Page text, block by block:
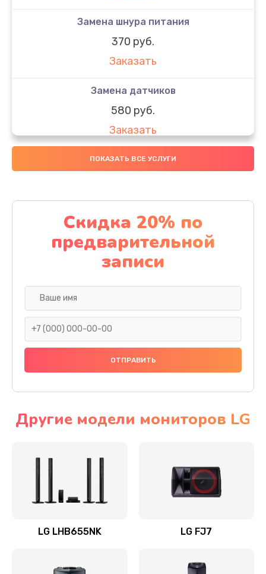
Замена шнура питания
370 руб.
Заказать
Замена датчиков
580 руб.
Заказать
Комплексная чистка
Заказать
Замена дисплея (экрана)
2000 руб.
Заказать
Ремонт платы электроники
Прошивка
Ремонт / замена кнопок, клавиш, индикаторов,
ПОКАЗАТЬ ВСЕ УСЛУГИ
Скидка 20% по
предварительной
записи
Другие модели мониторов LG
LG LHB655NK LG FJ7